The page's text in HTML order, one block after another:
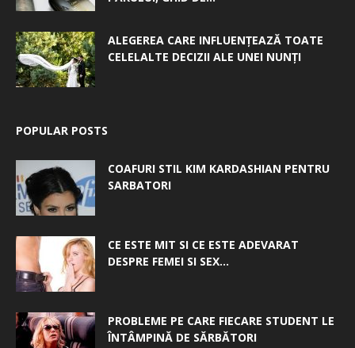
ALEGEREA CARE INFLUENȚEAZĂ TOATE
CELELALTE DECIZII ALE UNEI NUNȚI
POPULAR POSTS
COAFURI STIL KIM KARDASHIAN PENTRU
SARBATORI
CE ESTE MIT SI CE ESTE ADEVARAT
DESPRE FEMEI SI SEX...
PROBLEME PE CARE FIECARE STUDENT LE
ÎNTÂMPINĂ DE SĂRBĂTORI